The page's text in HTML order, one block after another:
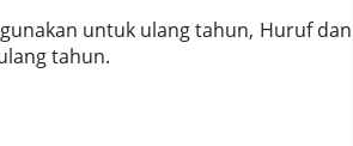
untuk ulang tahun, Huruf dan
tahun.